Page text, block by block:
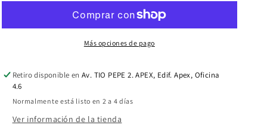
WHITE
Más opciones de pago
Retiro disponible en Av. TIO PEPE 2. APEX, Edif. Apex, Oficina
4.6
Normalmente está listo en 2 a 4 días
Ver información de la tienda